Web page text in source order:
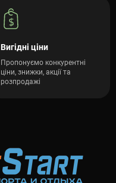
Вигідні ціни
Пропонуємо конкурентні
ціни, знижки, акції та
розпродажі